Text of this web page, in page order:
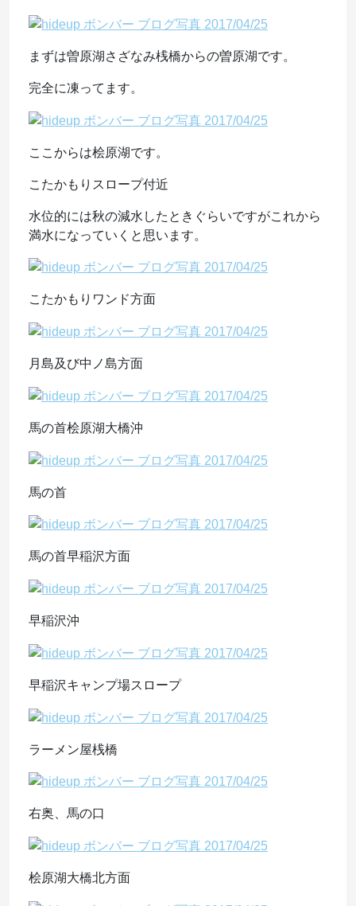
まずは曽原湖さざなみ桟橋からの曽原湖です。
完全に凍ってます。
ここからは桧原湖です。
こたかもりスロープ付近
水位的には秋の減水したときぐらいですがこれから
満水になっていくと思います。
こたかもりワンド方面
月島及び中ノ島方面
馬の首桧原湖大橋沖
馬の首
馬の首早稲沢方面
早稲沢沖
早稲沢キャンプ場スロープ
ラーメン屋桟橋
右奥、馬の口
桧原湖大橋北方面